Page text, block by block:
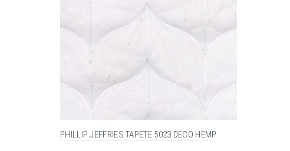
PHILLIP JEFFRIES TAPETE 5023 DECO HEMP